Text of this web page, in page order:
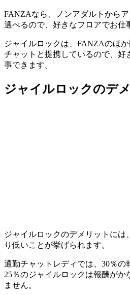
FANZAなら、ノンアダルトから
選べるので、好きなフロアでお仕
ジャイルロックは、FANZAのほ
チャットと提携しているので、好
事できます。
ジャイルロックのデ
ジャイルロックのデメリットには
り低いことが挙げられます。
通勤チャットレディでは、30％の
25％のジャイルロックは報酬が
ません。